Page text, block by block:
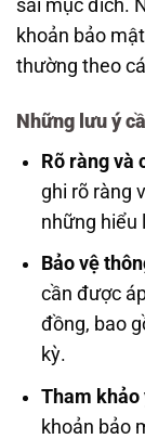
sai mục đích.
khoản bảo
thường theo
Những lưu ý
Rõ ràng và
ghi rõ ràng
những hiểu
Bảo vệ
cần được
đồng, bao
kỳ.
Tham khảo
khoản bảo